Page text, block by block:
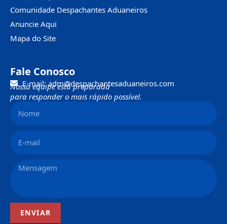
Comunidade Despachantes Aduaneiros
Anuncie Aqui
Mapa do Site
Fale Conosco
E-mail: adm@despachantesaduaneiros.com
Nossa equipe está preparada
para responder o mais rápido possível.
ENVIAR